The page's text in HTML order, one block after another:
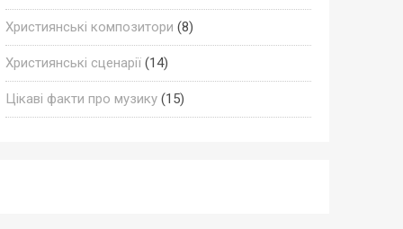
Християнські композитори (8)
Християнські сценарії(14)
Цікаві факти про музику(15)